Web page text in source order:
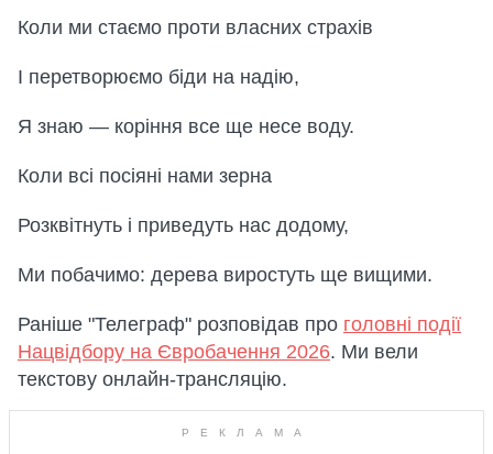
Коли ми стаємо проти власних страхів
І перетворюємо біди на надію,
Я знаю — коріння все ще несе воду.
Коли всі посіяні нами зерна
Розквітнуть і приведуть нас додому,
Ми побачимо: дерева виростуть ще вищими.
Раніше "Телеграф" розповідав про головні події
Нацвідбору на Євробачення 2026. Ми вели
текстову онлайн-трансляцію.